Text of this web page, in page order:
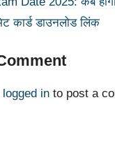
k
कार्ड डाउनलोड लिंक
logged in to post a